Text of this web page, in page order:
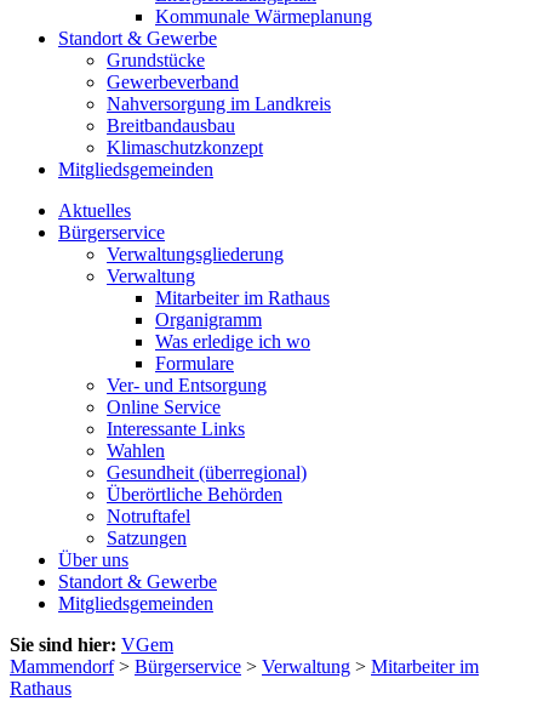
Kommunale Wärmeplanung
Standort & Gewerbe
Grundstücke
Gewerbeverband
Nahversorgung im Landkreis
Breitbandausbau
Klimaschutzkonzept
Mitgliedsgemeinden
Aktuelles
Bürgerservice
Verwaltungsgliederung
Verwaltung
Mitarbeiter im Rathaus
Organigramm
Was erledige ich wo
Formulare
Ver- und Entsorgung
Online Service
Interessante Links
Wahlen
Gesundheit (überregional)
Überörtliche Behörden
Notruftafel
Satzungen
Über uns
Standort & Gewerbe
Mitgliedsgemeinden
Sie sind hier: VGem
Mammendorf> Bürgerservice > Verwaltung > Mitarbeiter im
Rathaus